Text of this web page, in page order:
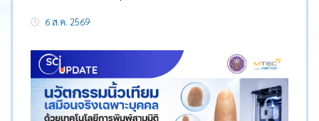
6 ส.ค. 2569